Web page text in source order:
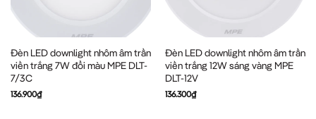
Đèn LED downlight nhôm âm trần
viền trắng 7W đổi màu MPE DLT-
7/3C
136.900₫
Đèn LED downlight nhôm âm trần
viền trắng 12W sáng vàng MPE
DLT-12V
136.300₫